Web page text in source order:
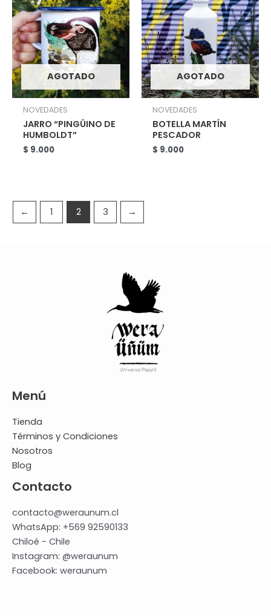
AGOTADO
NOVEDADES
JARRO “PINGÜINO DE
HUMBOLDT”
$ 9.000
AGOTADO
NOVEDADES
BOTELLA MARTÍN
PESCADOR
$ 9.000
← 1 2 3 →
Menú
Tienda
Términos y Condiciones
Nosotros
Blog
Contacto
contacto@weraunum.cl
WhatsApp: +569 92590133
Chiloé - Chile
Instagram: @weraunum
Facebook: weraunum